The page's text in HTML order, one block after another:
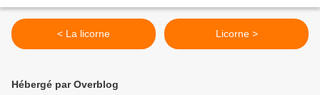
< La licorne Licorne >
Hébergé par Overblog